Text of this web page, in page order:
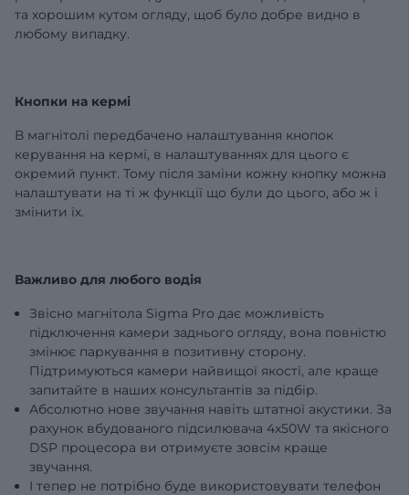
та хорошим кутом огляду, щоб було добре видно в
любому випадку.
Кнопки на кермі
В магнітолі передбачено налаштування кнопок
керування на кермі, в налаштуваннях для цього є
окремий пункт. Тому після заміни кожну кнопку можна
налаштувати на ті ж функції що були до цього, або ж і
змінити їх.
Важливо для любого водія
Звісно магнітола Sigma Pro дає можливість
підключення камери заднього огляду, вона повністю
змінює паркування в позитивну сторону.
Підтримуються камери найвищої якості, але краще
запитайте в наших консультантів за підбір.
Абсолютно нове звучання навіть штатної акустики. За
рахунок вбудованого підсилювача 4x50W та якісного
DSP процесора ви отримуєте зовсім краще
звучання.
І тепер не потрібно буде використовувати телефон